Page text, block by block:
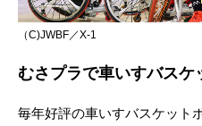
（C)JWBF／X-1
むさプラで車いすバスケ
毎年好評の車いすバスケット